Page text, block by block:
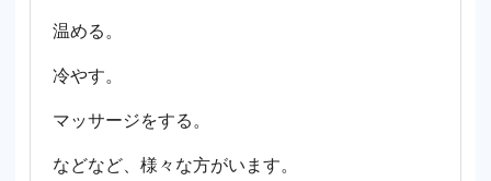
温める。
冷やす。
マッサージをする。
などなど、様々な方がいます。